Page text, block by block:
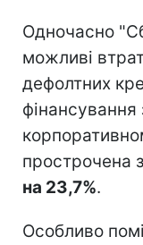
Одночасно
можливі
дефолтних
фінансування
прострочена
на 23,7%.
Особливо